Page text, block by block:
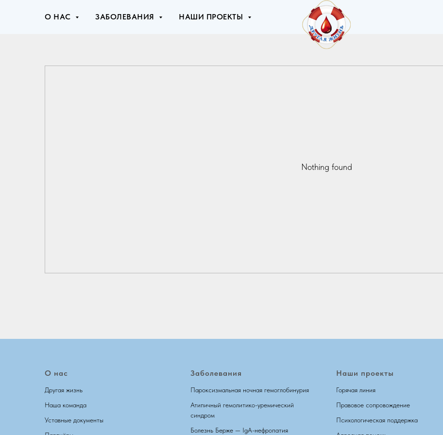
О НАС ЗАБОЛЕВАНИЯ НАШИ ПРОЕКТЫ
Nothing found
О нас
Другая жизнь
Наша команда
Уставные документы
Заболевания
Пароксизмальная ночная гемоглобинурия
Атипичный гемолитико-уремический
синдром
Болезнь Берже — IgA-нефропатия
Наши проекты
Горячая линия
Правовое сопровождение
Психологическая поддержка